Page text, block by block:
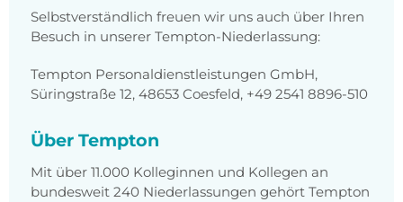
Selbstverständlich freuen wir uns auch über Ihren
Besuch in unserer Tempton-Niederlassung:
Tempton Personaldienstleistungen GmbH,
Süringstraße 12, 48653 Coesfeld, +49 2541 8896-510
Über Tempton
Mit über 11.000 Kolleginnen und Kollegen an
bundesweit 240 Niederlassungen gehört Tempton